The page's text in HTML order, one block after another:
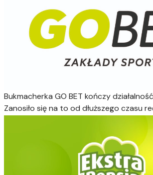
Bukmacherka GO BET kończy
Zanosiło się na to od dłuższego czasu